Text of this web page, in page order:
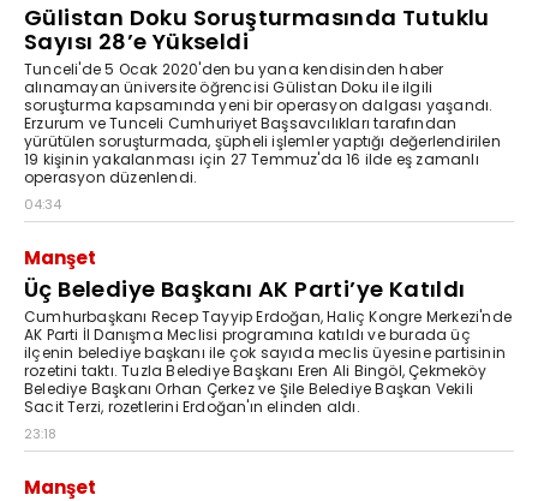
Gülistan Doku Soruşturmasında Tutuklu
Sayısı 28’e Yükseldi
Tunceli'de 5 Ocak 2020'den bu yana kendisinden haber
alınamayan üniversite öğrencisi Gülistan Doku ile ilgili
soruşturma kapsamında yeni bir operasyon dalgası yaşandı.
Erzurum ve Tunceli Cumhuriyet Başsavcılıkları tarafından
yürütülen soruşturmada, şüpheli işlemler yaptığı değerlendirilen
19 kişinin yakalanması için 27 Temmuz'da 16 ilde eş zamanlı
operasyon düzenlendi.
04:34
Manşet
Üç Belediye Başkanı AK Parti’ye Katıldı
Cumhurbaşkanı Recep Tayyip Erdoğan, Haliç Kongre Merkezi'nde
AK Parti İl Danışma Meclisi programına katıldı ve burada üç
ilçenin belediye başkanı ile çok sayıda meclis üyesine partisinin
rozetini taktı. Tuzla Belediye Başkanı Eren Ali Bingöl, Çekmeköy
Belediye Başkanı Orhan Çerkez ve Şile Belediye Başkan Vekili
Sacit Terzi, rozetlerini Erdoğan'ın elinden aldı.
23:18
Manşet